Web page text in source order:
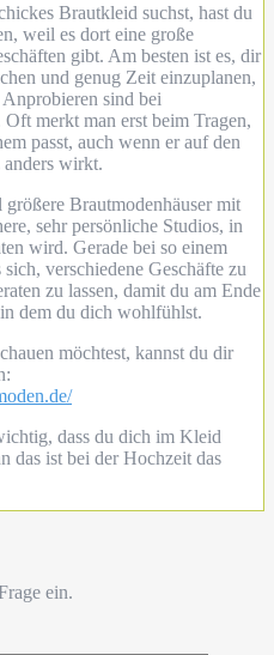
Brautkleid suchst, hast du
weil es dort eine große
gibt. Am besten ist es, dir
und genug Zeit einzuplanen,
sind bei
merkt man erst beim Tragen,
passt, auch wenn er auf den
wirkt.
Brautmodenhäuser mit
sehr persönliche Studios, in
wird. Gerade bei so einem
verschiedene Geschäfte zu
zu lassen, damit du am Ende
dem du dich wohlfühlst.
möchtest, kannst du dir
dass du dich im Kleid
das ist bei der Hochzeit das
ein.